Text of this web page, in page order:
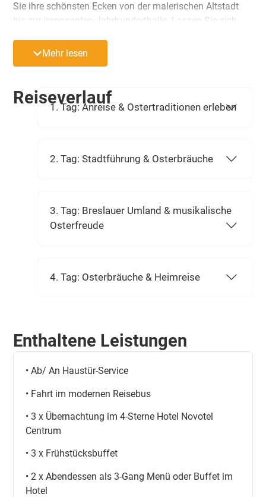
Sie ihre schönsten Ecken von der malerischen Altstadt
bis zur imposanten Jahrhunderthalle. Lassen Sie sich
traditionellen Osterbräuchen teil und genießen Sie ein
vielseitiges kulinarisches Angebot. Ihr komfortables 4-
perfekten Ausgangspunkt für alle Unternehmungen.
Mehr lesen
Reiseverlauf
1. Tag: Anreise & Ostertraditionen erleben
2. Tag: Stadtführung & Osterbräuche
3. Tag: Breslauer Umland & musikalische
Osterfreude
4. Tag: Osterbräuche & Heimreise
Enthaltene Leistungen
• Ab/ An Haustür-Service
• Fahrt im modernen Reisebus
• 3 x Übernachtung im 4-Sterne Hotel Novotel
Centrum
• 3 x Frühstücksbuffet
• 2 x Abendessen als 3-Gang Menü oder Buffet im
Hotel